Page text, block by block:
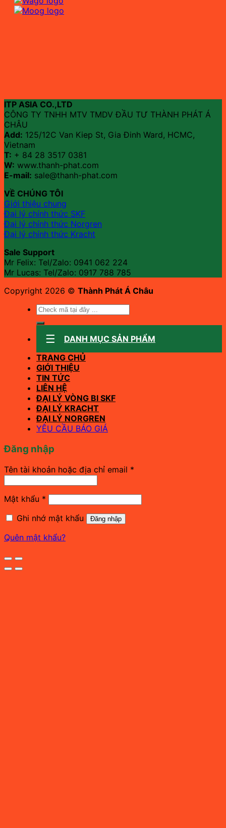
ITP ASIA CO.,LTD
CÔNG TY TNHH MTV TMDV ĐẦU TƯ THÀNH PHÁT Á
CHÂU
Add: 125/12C Van Kiep St, Gia Đinh Ward, HCMC,
Vietnam
T: + 84 28 3517 0381
W: www.thanh-phat.com
E-mail: sale@thanh-phat.com
VỀ CHÚNG TÔI
Giới thiệu chung
Đại lý chính thức SKF
Đại lý chính thức Norgren
Đại lý chính thức Kracht
Sale Support
Mr Felix: Tel/Zalo: 0941 062 224
Mr Lucas: Tel/Zalo: 0917 788 785
Copyright 2026 © Thành Phát Á Châu
Tìm
DANH MỤC SẢN PHẨM
TRANG CHỦ
GIỚI THIỆU
TIN TỨC
LIÊN HỆ
ĐẠI LÝ VÒNG BI SKF
ĐẠI LÝ KRACHT
ĐẠI LÝ NORGREN
YÊU CẦU BÁO GIÁ
Đăng nhập
Tên tài khoản hoặc địa chỉ email *
Mật khẩu * Bắt
buộc
Ghi nhớ mật khẩu
Đăng nhập
Quên mật khẩu?